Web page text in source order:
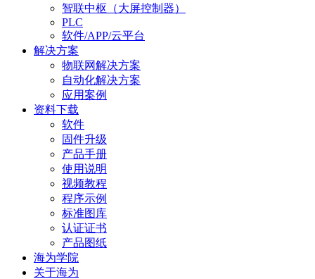
智联中枢（大屏控制器）
PLC
软件/APP/云平台
解决方案
物联网解决方案
自动化解决方案
应用案例
资料下载
软件
固件升级
产品手册
使用说明
视频教程
程序示例
标准图库
认证证书
产品图纸
海为学院
关于海为